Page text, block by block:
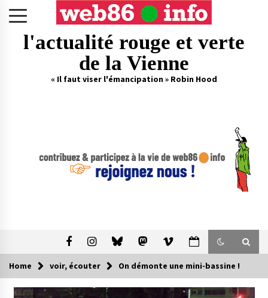
l'actualité rouge et verte
de la Vienne
« Il faut viser l'émancipation » Robin Hood
Home voir, écouter On démonte une mini-bassine !